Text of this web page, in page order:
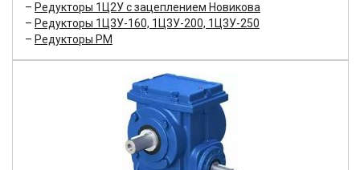
Редукторы 1Ц2У с зацеплением Новикова
Редукторы 1Ц3У-160, 1Ц3У-200, 1Ц3У-250
Редукторы РМ